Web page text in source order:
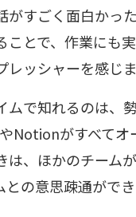
がすごく面白かっ
とで、作業にも
レッシャーを感じ
ムで知れるのは、
Notionがすべてオ
、ほかのチーム
の意思疎通がで